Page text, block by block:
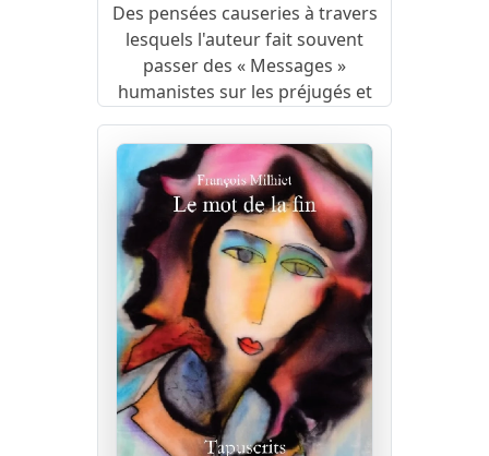
Des pensées causeries à travers
lesquels l'auteur fait souvent
passer des « Messages »
humanistes sur les préjugés et